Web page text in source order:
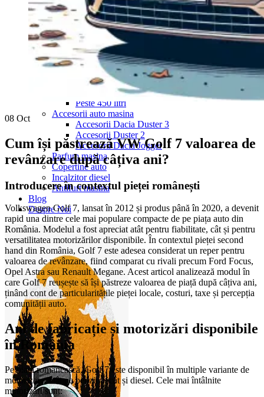
Navigație Skoda Octavia 2
Navigație Skoda Octavia 3
Navigație Skoda Rapid
Navigație Skoda Superb 1
Navigație Skoda Superb 2
Navigație Toyota Avensis T25
Portbagaj Plafon Auto
Sub 350 Litri
Peste 350 Litri
Peste 450 litri
Accesorii auto masina
Accesorii Dacia Duster 3
Accesorii Duster 2
Accesorii Dacia Jogger
Parfum masina
Copertine auto
Incalzitor diesel
Antifurt masina
Blog
Despre Noi
08 Oct
Cum își păstrează VW Golf 7 valoarea de
revânzare după câțiva ani?
Introducere în contextul pieței românești
Volkswagen Golf 7, lansat în 2012 și produs până în 2020, a devenit
rapid una dintre cele mai populare compacte de pe piața auto din
România. Modelul a fost apreciat atât pentru fiabilitate, cât și pentru
versatilitatea motorizărilor disponibile. În contextul pieței second
hand din România, Golf 7 este adesea considerat un reper pentru
valoarea de revânzare, fiind comparat cu rivali precum Ford Focus,
Opel Astra sau Renault Megane. Acest articol analizează modul în
care Golf 7 reușește să își păstreze valoarea de piață după câțiva ani,
ținând cont de particularitățile pieței locale, costuri, taxe și percepția
comunității auto.
Ani de fabricație și motorizări disponibile
în România
Pe piața românească, Golf 7 este disponibil în multiple variante de
motorizare, atât pe benzină, cât și diesel. Cele mai întâlnite
motorizări sunt: